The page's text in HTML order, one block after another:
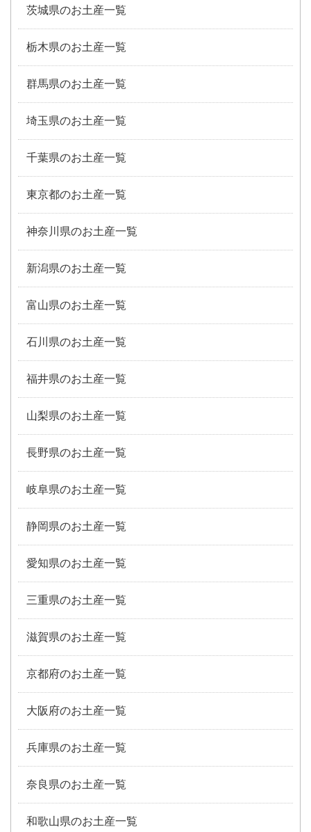
茨城県のお土産一覧
栃木県のお土産一覧
群馬県のお土産一覧
埼玉県のお土産一覧
千葉県のお土産一覧
東京都のお土産一覧
神奈川県のお土産一覧
新潟県のお土産一覧
富山県のお土産一覧
石川県のお土産一覧
福井県のお土産一覧
山梨県のお土産一覧
長野県のお土産一覧
岐阜県のお土産一覧
静岡県のお土産一覧
愛知県のお土産一覧
三重県のお土産一覧
滋賀県のお土産一覧
京都府のお土産一覧
大阪府のお土産一覧
兵庫県のお土産一覧
奈良県のお土産一覧
和歌山県のお土産一覧